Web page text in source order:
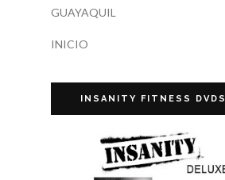
GUAYAQUIL
INICIO
INSANITY FITNESS DVDS